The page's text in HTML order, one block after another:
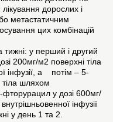
дорослих і
метастатичним
цих комбінацій
у перший і другий
200мг/м2 поверхні тіла
інфузії, а потім – 5-
шляхом
фторурацил у дозі 600мг/
інфузії
у день 1 та 2.